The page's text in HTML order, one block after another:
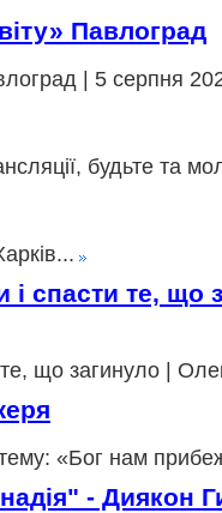
Павлоград
| 5 серпня
будьте та
спасти те, що
що загинуло |
«Бог нам
- Диякон